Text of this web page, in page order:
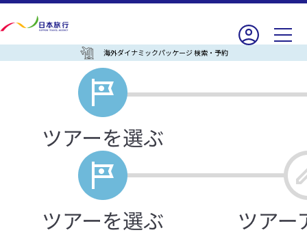
海外ダイナミックパッケージ 検索・予約